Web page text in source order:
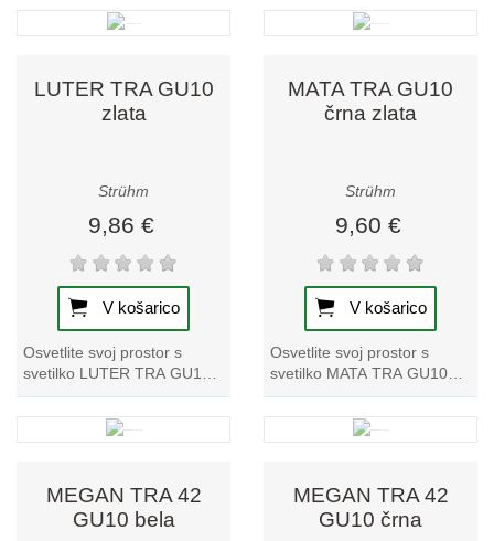
zbirki tračnih svetilk, saj
kosu iz naše zbirke tračnih
LUTER TRA GU10
zlata
Strühm
9,86 €
V košarico
Osvetlite svoj prostor s
svetilko LUTER TRA GU10
Gold. Ta izstopajoči kos iz
naše kolekcije tračnih svetilk
MATA TRA GU10
črna zlata
Strühm
9,60 €
V košarico
Osvetlite svoj prostor s
svetilko MATA TRA GU10
črna zlata track light. Gre za
edinstven dodatek k naši
MEGAN TRA 42
GU10 bela
MEGAN TRA 42
GU10 črna